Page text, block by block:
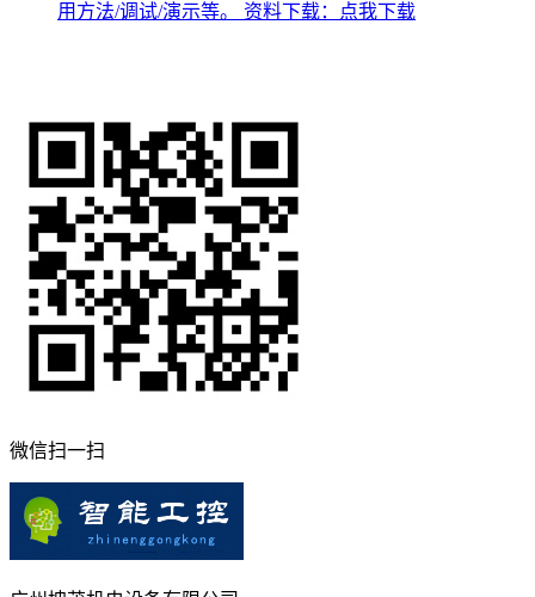
用方法/调试/演示等。 资料下载：点我下载
微信扫一扫